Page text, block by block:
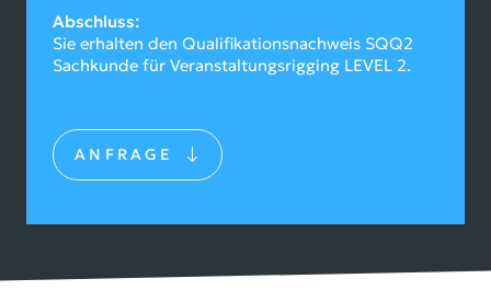
Abschluss
Sie erhalten den Qualifikationsnachweis SQQ2
Sachkunde für Veranstaltungsrigging LEVEL 2.
ANFRAGE